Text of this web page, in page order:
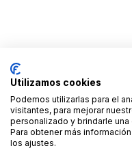
Utilizamos cookies
Podemos utilizarlas para el
visitantes, para mejorar
personalizado y brindarle
Para obtener más
los ajustes.